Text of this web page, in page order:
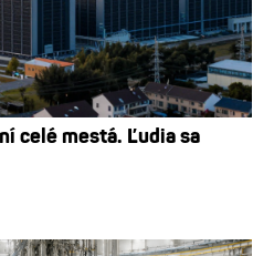
celé mestá. Ľudia sa